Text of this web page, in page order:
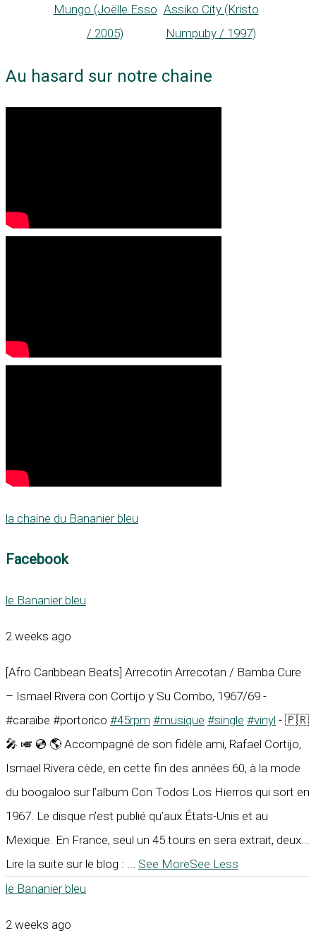
Mungo (Joëlle Esso
/ 2005)
Assiko City (Kristo
Numpuby / 1997)
Au hasard sur notre chaine
la chaine du Bananier bleu
Facebook
le Bananier bleu
2 weeks ago
[Afro Caribbean Beats] Arrecotin Arrecotan / Bamba Cure
– Ismael Rivera con Cortijo y Su Combo, 1967/69 -
#caraïbe #portorico #45rpm #musique #single #vinyl - 🇵🇷
🎤 🎺 💿 🌎 Accompagné de son fidèle ami, Rafael Cortijo,
Ismael Rivera cède, en cette fin des années 60, à la mode
du boogaloo sur l’album Con Todos Los Hierros qui sort en
1967. Le disque n’est publié qu’aux États-Unis et au
Mexique. En France, seul un 45 tours en sera extrait, deux...
Lire la suite sur le blog : ... See MoreSee Less
le Bananier bleu
2 weeks ago